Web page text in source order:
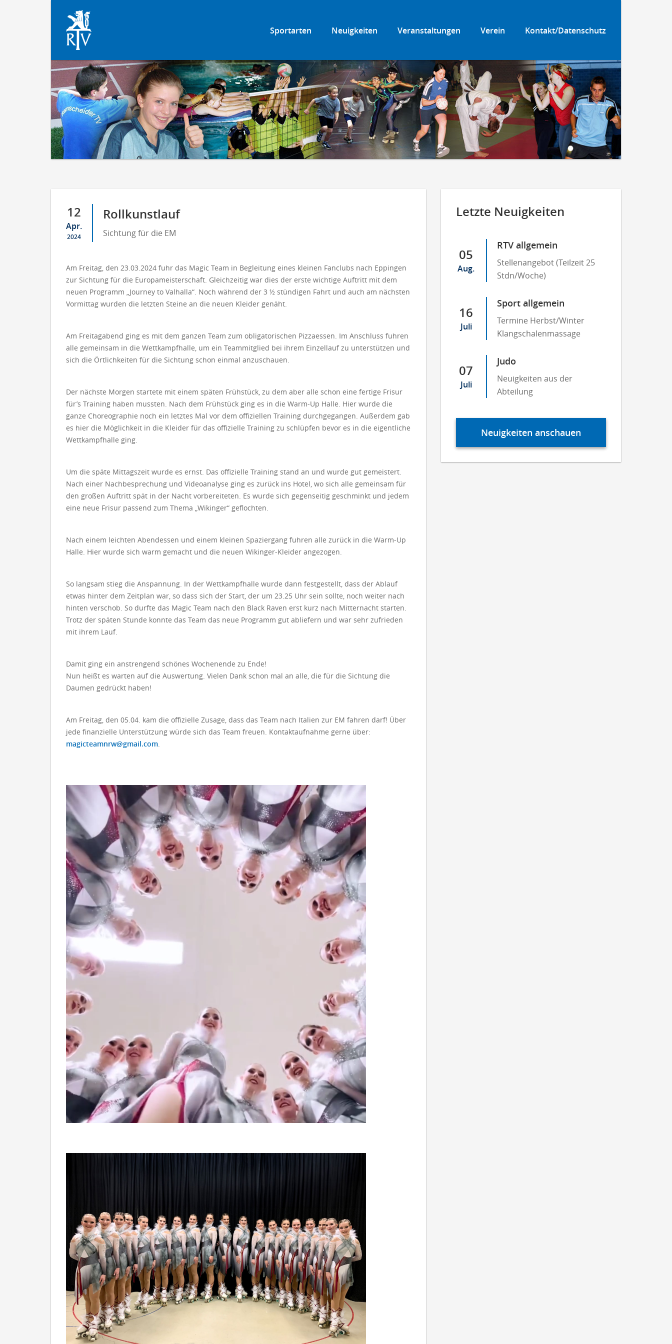
Kontakt/Datenschutz
Verein
Veranstaltungen
Neuigkeiten
Sportarten
12
Apr.
2024
Rollkunstlauf
Sichtung für die EM
Am Freitag, den 23.03.2024 fuhr das Magic Team in Begleitung eines kleinen Fanclubs nach Eppingen
zur Sichtung für die Europameisterschaft. Gleichzeitig war dies der erste wichtige Auftritt mit dem
neuen Programm „Journey to Valhalla“. Noch während der 3 ½ stündigen Fahrt und auch am nächsten
Vormittag wurden die letzten Steine an die neuen Kleider genäht.
Am Freitagabend ging es mit dem ganzen Team zum obligatorischen Pizzaessen. Im Anschluss fuhren
alle gemeinsam in die Wettkampfhalle, um ein Teammitglied bei ihrem Einzellauf zu unterstützen und
sich die Örtlichkeiten für die Sichtung schon einmal anzuschauen.
Der nächste Morgen startete mit einem späten Frühstück, zu dem aber alle schon eine fertige Frisur
für’s Training haben mussten. Nach dem Frühstück ging es in die Warm-Up Halle. Hier wurde die
ganze Choreographie noch ein letztes Mal vor dem offiziellen Training durchgegangen. Außerdem gab
es hier die Möglichkeit in die Kleider für das offizielle Training zu schlüpfen bevor es in die eigentliche
Wettkampfhalle ging.
Um die späte Mittagszeit wurde es ernst. Das offizielle Training stand an und wurde gut gemeistert.
Nach einer Nachbesprechung und Videoanalyse ging es zurück ins Hotel, wo sich alle gemeinsam für
den großen Auftritt spät in der Nacht vorbereiteten. Es wurde sich gegenseitig geschminkt und jedem
eine neue Frisur passend zum Thema „Wikinger“ geflochten.
Nach einem leichten Abendessen und einem kleinen Spaziergang fuhren alle zurück in die Warm-Up
Halle. Hier wurde sich warm gemacht und die neuen Wikinger-Kleider angezogen.
So langsam stieg die Anspannung. In der Wettkampfhalle wurde dann festgestellt, dass der Ablauf
etwas hinter dem Zeitplan war, so dass sich der Start, der um 23.25 Uhr sein sollte, noch weiter nach
hinten verschob. So durfte das Magic Team nach den Black Raven erst kurz nach Mitternacht starten.
Trotz der späten Stunde konnte das Team das neue Programm gut abliefern und war sehr zufrieden
mit ihrem Lauf.
Damit ging ein anstrengend schönes Wochenende zu Ende!
Nun heißt es warten auf die Auswertung. Vielen Dank schon mal an alle, die für die Sichtung die
Daumen gedrückt haben!
Am Freitag, den 05.04. kam die offizielle Zusage, dass das Team nach Italien zur EM fahren darf! Über
jede finanzielle Unterstützung würde sich das Team freuen. Kontaktaufnahme gerne über:
magicteamnrw@gmail.com.
Letzte Neuigkeiten
05
Aug.
RTV allgemein
Stellenangebot (Teilzeit 25
Stdn/Woche)
16
Juli
Sport allgemein
Termine Herbst/Winter
Klangschalenmassage
07
Juli
Judo
Neuigkeiten aus der
Abteilung
Neuigkeiten anschauen